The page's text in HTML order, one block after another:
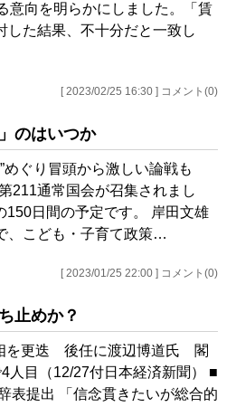
意向を明らかにしました。「賃
した結果、不十分だと一致し
[ 2023/02/25 16:30 ] コメント(0)
のはいつか
めぐり冒頭から激しい論戦も
211通常国会が召集されまし
150日間の予定です。 岸田文雄
、こども・子育て政策…
[ 2023/01/25 22:00 ] コメント(0)
止めか？
を更迭 後任に渡辺博道氏 閣
人目（12/27付日本経済新聞） ■
表提出 「信念貫きたいが総合的